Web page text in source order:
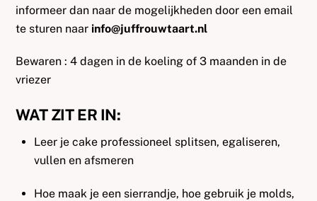
informeer dan naar de mogelijkheden door een email
te sturen naar info@juffrouwtaart.nl
Bewaren : 4 dagen in de koeling of 3 maanden in de
vriezer
WAT ZIT ER IN:
Leer je cake professioneel splitsen, egaliseren,
vullen en afsmeren
Hoe maak je een sierrandje, hoe gebruik je molds,